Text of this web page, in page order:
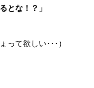
とな！？」
って欲しい･･･）